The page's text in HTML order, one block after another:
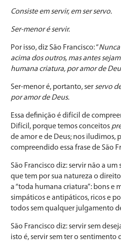
Consiste em servir, em ser servo.
Ser-menor é servir.
Por isso, diz São Francisco: “
acima dos outros, mas antes
humana criatura, por amor de
Ser-menor é, portanto, ser servo
por amor de Deus.
Essa definição é difícil de
Difícil, porque temos conceitos
de amor e de Deus; nos iludimos,
compreendido essa frase de São
São Francisco diz: servir não a
que tem por sua natureza o
a “toda humana criatura”: bons e
simpáticos e antipáticos, ricos e
todos sem qualquer julgamento
São Francisco diz: servir sem
isto é, servir sem ter o sentimento